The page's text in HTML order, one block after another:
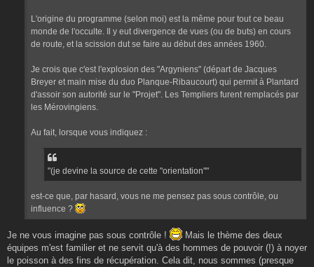
L'origine du programme (selon moi) est la même pour tout ce beau
monde de l'occulte. Il y eut divergence de vues (ou de buts) en cours
de route, et la scission dut se faire au début des années 1960.
Je crois que c'est l'explosion des "Argyniens" (départ de Jacques
Breyer et main mise du duo Planque-Ribaucourt) qui permit à Plantard
d'assoir son autorité sur le "Projet". Les Templiers furent remplacés par
les Mérovingiens.
Au fait, lorsque vous indiquez :
"(je devine la source de cette "orientation""
est-ce que, par hasard, vous ne me pensez pas sous contrôle, ou
influence ?
Je ne vous imagine pas sous contrôle !
Mais le thème des deux
équipes m'est familier et ne servit qu'à des hommes de pouvoir (!) à noyer
le poisson à des fins de récupération. Cela dit, nous sommes (presque